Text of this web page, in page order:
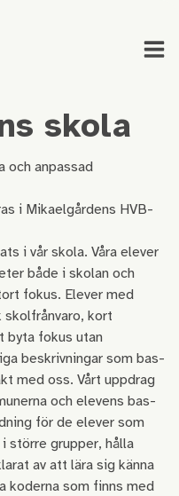
skola
och anpassad
i Mikaelgårdens HVB-
i vår skola. Våra elever
både i skolan och
fokus. Elever med
kort
byta fokus utan
beskrivningar som bas-
med oss. Vårt uppdrag
och elevens bas-
för de elever som
större grupper, hålla
av att lära sig känna
koderna som finns med